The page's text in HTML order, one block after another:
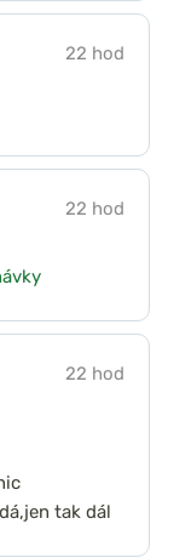
22 hod
22 hod
22 hod
tak dál